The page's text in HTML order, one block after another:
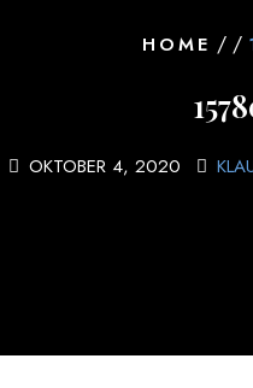
HOME / /
OKTOBER 4, 2020